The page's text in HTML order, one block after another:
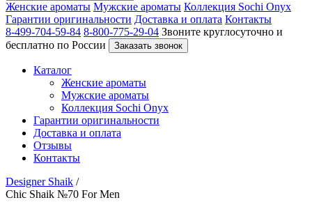
Женские ароматы Мужские ароматы Коллекция Sochi Onyx
Гарантии оригинальности Доставка и оплата Контакты
8-499-704-59-84 8-800-775-29-04 Звоните круглосуточно и
бесплатно по России
Заказать звонок
Каталог
Женские ароматы
Мужские ароматы
Коллекция Sochi Onyx
Гарантии оригинальности
Доставка и оплата
Отзывы
Контакты
Designer Shaik /
Chic Shaik №70 For Men